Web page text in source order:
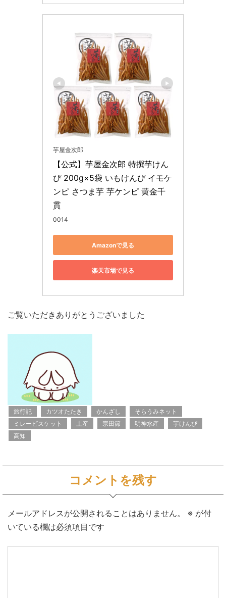
芋屋金次郎
【公式】芋屋金次郎 特撰芋けん
ぴ 200g×5袋 いもけんぴ イモケ
ンピ さつま芋 芋ケンピ 黄金千
貫
0014
Amazonで見る
楽天市場で見る
ご覧いただきありがとうございました
旅行記 カツオたたき かんざし
そらうみネット
ミレービスケット
土産 宗田節 明神水産
芋けんぴ
高知
コメントを残す
メールアドレスが公開されることはありません。 ※ が付
いている欄は必須項目です